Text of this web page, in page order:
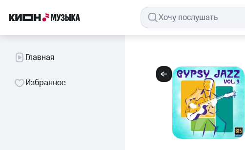
Главная
Избранное